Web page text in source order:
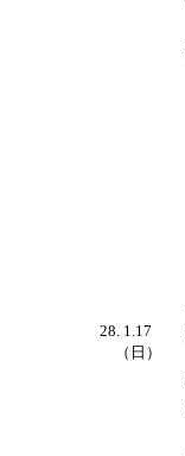
28. 1.17
（日）